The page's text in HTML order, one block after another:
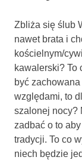
Zbliża się ślub
nawet brata i
kościelnym/
kawalerski? To
być
względami, to
szalonej nocy?
zadbać o to
tradycji. To co
niech będzie